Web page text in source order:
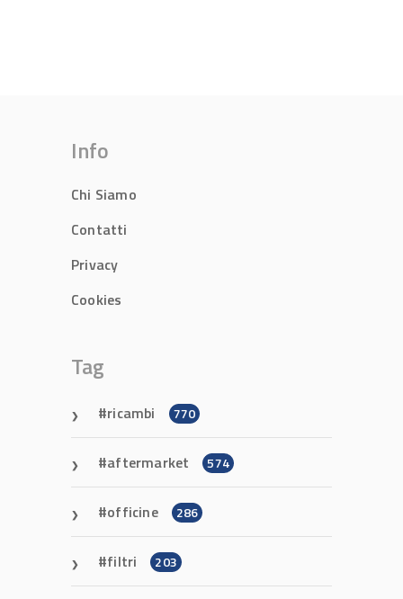
Info
Chi Siamo
Contatti
Privacy
Cookies
Tag
ricambi 770
aftermarket 574
officine 286
filtri 203